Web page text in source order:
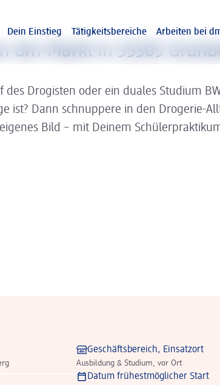
Dein Einstieg
Tätigkeitsbereiche Arbeiten bei
dm-Markt in 35305
Drogisten oder ein duales Studium
ist? Dann schnuppere in den Drogerie-
Bild – mit Deinem
Geschäftsbereich, Einsatzort
Ausbildung & Studium, vor Ort
Datum frühestmöglicher Start